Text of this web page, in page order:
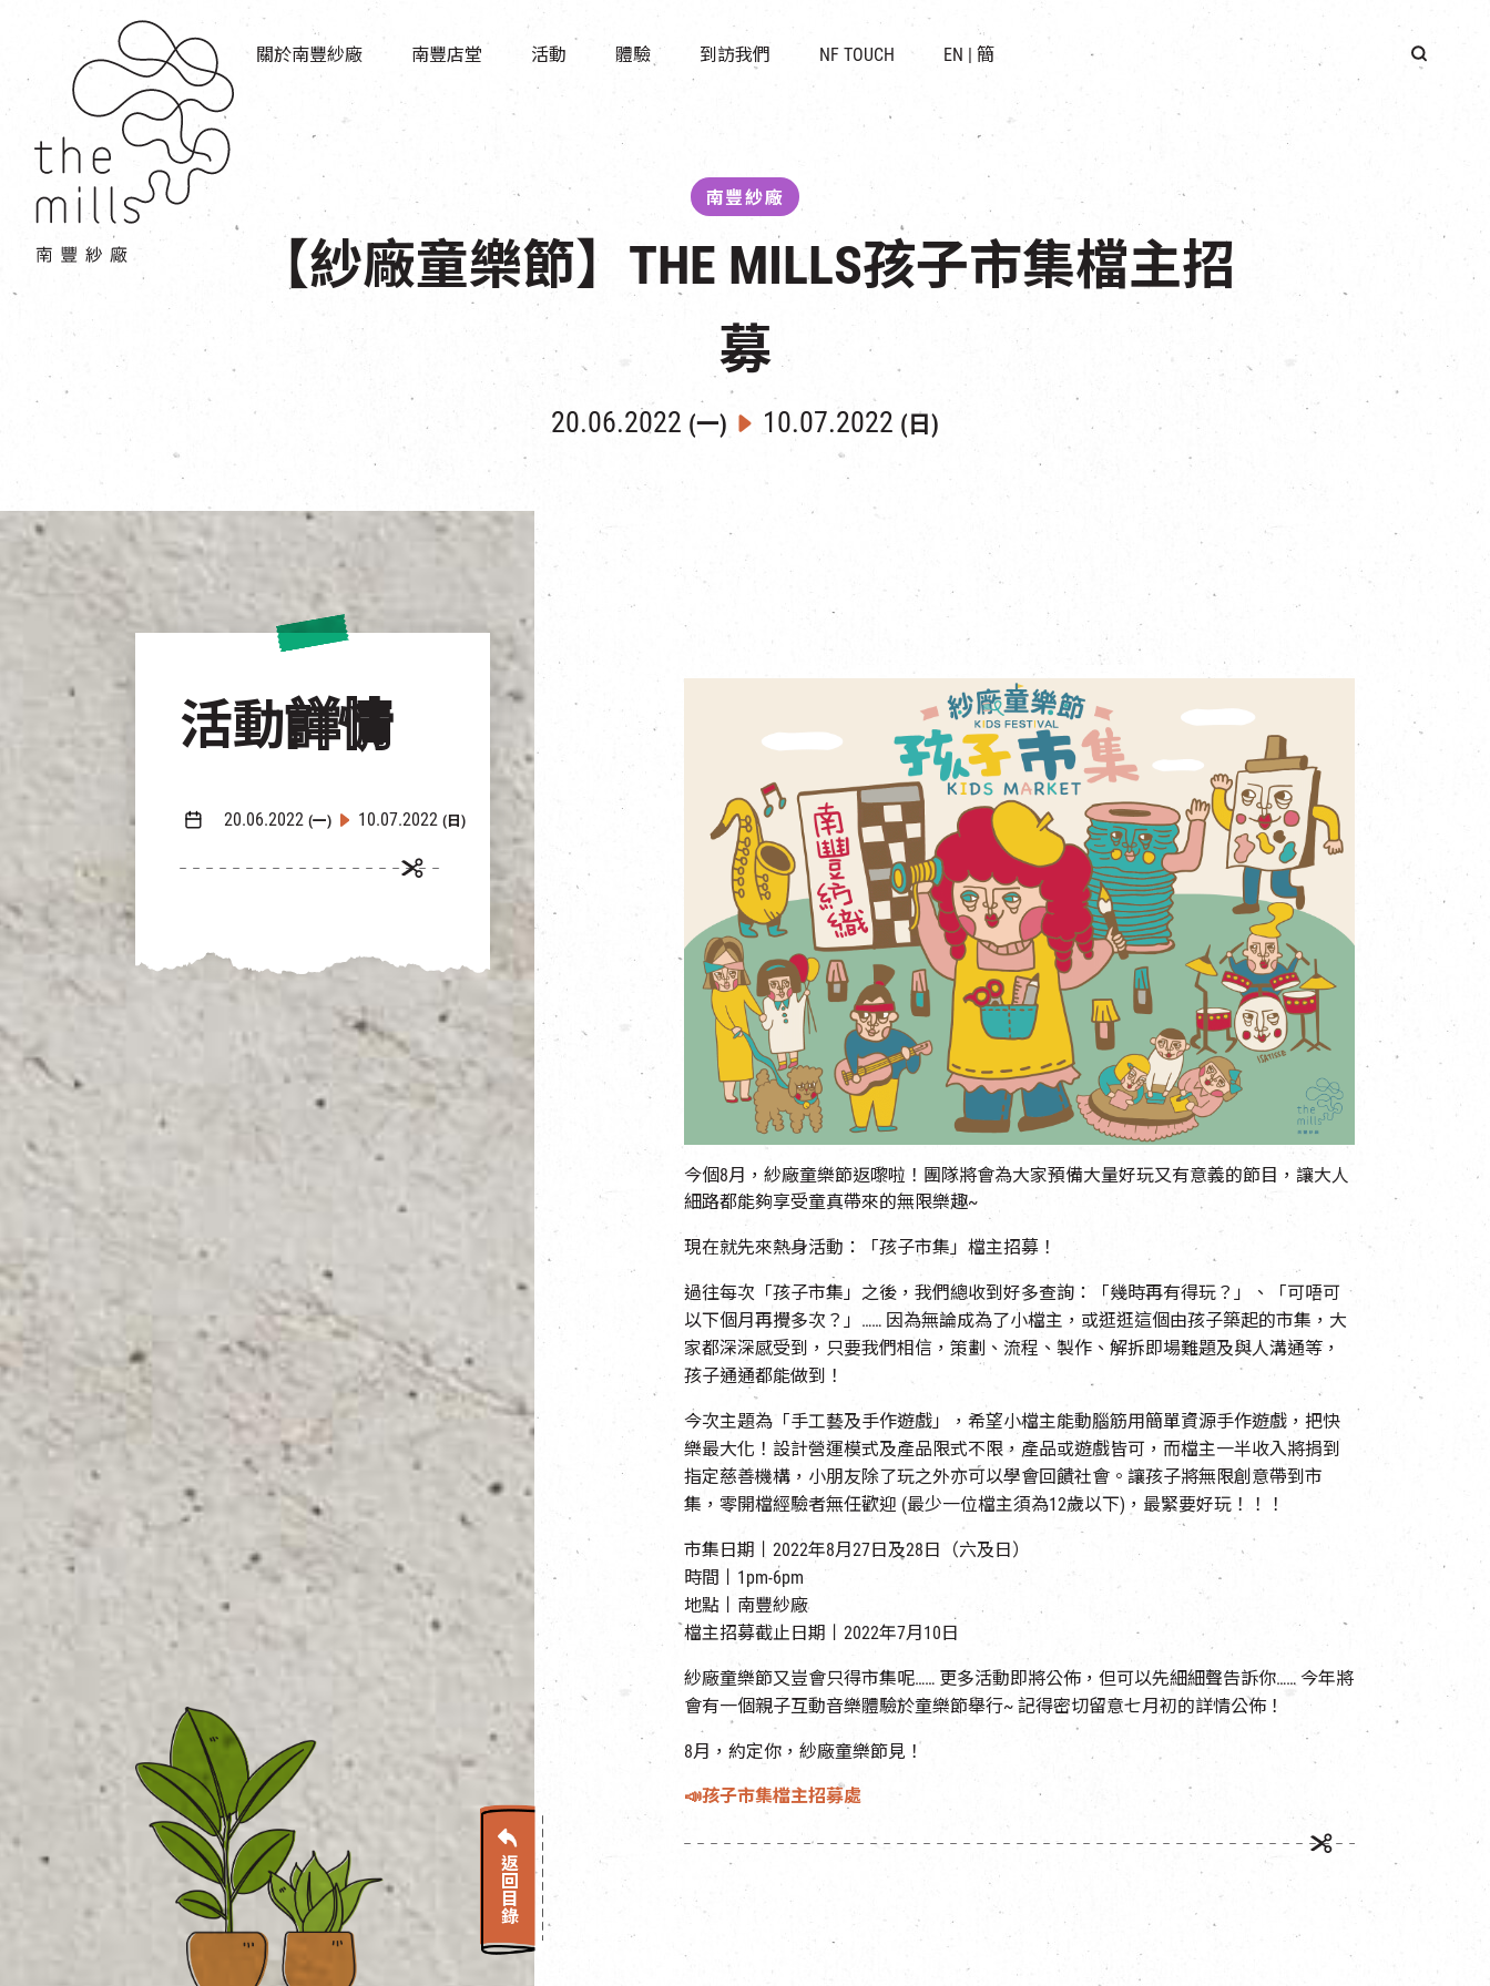
關於南豐紗廠
傳承與歷史
願景
媒體中心
南豐店堂
商店
活動
所有活動
世界之約
體驗
走進南豐紗廠
CHAT六廠
到訪我們
開放時間及位置
穿梭巴士服務
NF TOUCH EN | 簡
南豐紗廠
【紗廠童樂節】THE MILLS孩子市集檔主招
募
20.06.2022 (一) 10.07.2022 (日)
活動詳情
20.06.2022 (一) 10.07.2022 (日)
返回目錄
今個8月，紗廠童樂節返嚟啦！團隊將會為大家預備大量好玩又有意義的節目，讓大人
細路都能夠享受童真帶來的無限樂趣~
現在就先來熱身活動：「孩子市集」檔主招募！
過往每次「孩子市集」之後，我們總收到好多查詢：「幾時再有得玩？」、「可唔可
以下個月再攪多次？」…… 因為無論成為了小檔主，或逛逛這個由孩子築起的市集，大
家都深深感受到，只要我們相信，策劃、流程、製作、解拆即場難題及與人溝通等，
孩子通通都能做到！
今次主題為「手工藝及手作遊戲」，希望小檔主能動腦筋用簡單資源手作遊戲，把快
樂最大化！設計營運模式及產品限式不限，產品或遊戲皆可，而檔主一半收入將捐到
指定慈善機構，小朋友除了玩之外亦可以學會回饋社會。讓孩子將無限創意帶到市
集，零開檔經驗者無任歡迎 (最少一位檔主須為12歲以下)，最緊要好玩！！！
市集日期丨2022年8月27日及28日（六及日）
時間丨1pm-6pm
地點丨南豐紗廠
檔主招募截止日期丨2022年7月10日
紗廠童樂節又豈會只得市集呢…… 更多活動即將公佈，但可以先細細聲告訴你…… 今年將
會有一個親子互動音樂體驗於童樂節舉行~ 記得密切留意七月初的詳情公佈！
8月，約定你，紗廠童樂節見！
📣孩子市集檔主招募處